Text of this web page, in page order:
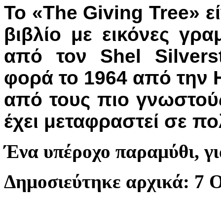
Το «The Giving Tree»
βιβλίο με εικόνες
από τον Shel
φορά το 1964 από την
από τους πιο
έχει μεταφραστεί σε
Ένα υπέροχο παραμύθι,
Δημοσιεύτηκε αρχικά: 7